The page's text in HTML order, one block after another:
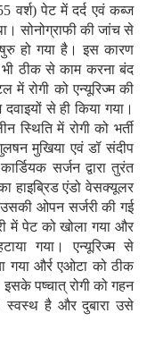
वर्श) पेट में दर्द एवं कब्ज
सोनोग्राफी की जांच से
हो गया है। इस कारण
भी ठीक से काम करना बंद
में रोगी को एन्यूरिज्म की
से ही किया गया।
स्थिति में रोगी को भर्ती
मुखिया एवं डॉ संदीप
सर्जन द्वारा तुरंत
हाइब्रिड एंडो वेसक्यूलर
उसकी ओपन सर्जरी की गई
में पेट को खोला गया और
गया। एन्यूरिज्म से
गया और्र एओटा को ठीक
पष्चात् रोगी को गहन
स्वस्थ है और दुबारा उसे